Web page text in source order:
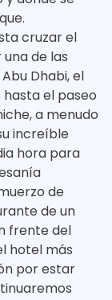
cruzar el
de las
Dhabi, el
el paseo
a menudo
increíble
hora para
de
de un
frente del
hotel más
por estar